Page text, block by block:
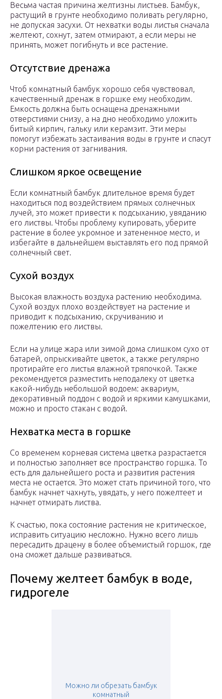
Весьма частая причина желтизны листьев. Бамбук,
растущий в грунте необходимо поливать регулярно,
не допуская засухи. От нехватки воды листья сначала
желтеют, сохнут, затем отмирают, а если меры не
принять, может погибнуть и все растение.
Отсутствие дренажа
Чтоб комнатный бамбук хорошо себя чувствовал,
качественный дренаж в горшке ему необходим.
Емкость должна быть оснащена дренажными
отверстиями снизу, а на дно необходимо уложить
битый кирпич, гальку или керамзит. Эти меры
помогут избежать застаивания воды в грунте и спасут
корни растения от загнивания.
Слишком яркое освещение
Если комнатный бамбук длительное время будет
находиться под воздействием прямых солнечных
лучей, это может привести к подсыханию, увяданию
его листвы. Чтобы проблему купировать, уберите
растение в более укромное и затененное место, и
избегайте в дальнейшем выставлять его под прямой
солнечный свет.
Сухой воздух
Высокая влажность воздуха растению необходима.
Сухой воздух плохо воздействует на растение и
приводит к подсыханию, скручиванию и
пожелтению его листвы.
Если на улице жара или зимой дома слишком сухо от
батарей, опрыскивайте цветок, а также регулярно
протирайте его листья влажной тряпочкой. Также
рекомендуется разместить неподалеку от цветка
какой-нибудь небольшой водоем: аквариум,
декоративный поддон с водой и яркими камушками,
можно и просто стакан с водой.
Нехватка места в горшке
Со временем корневая система цветка разрастается
и полностью заполняет все пространство горшка. То
есть для дальнейшего роста и развития растения
места не остается. Это может стать причиной того, что
бамбук начнет чахнуть, увядать, у него пожелтеет и
начнет отмирать листва.
К счастью, пока состояние растения не критическое,
исправить ситуацию несложно. Нужно всего лишь
пересадить драцену в более объемистый горшок, где
она сможет дальше развиваться.
Почему желтеет бамбук в воде,
гидрогеле
Можно ли обрезать бамбук
комнатный